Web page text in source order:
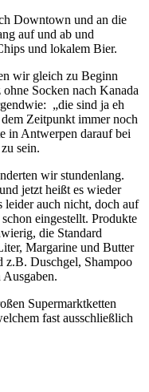
Downtown und an die
auf und ab und
und lokalem Bier.
wir gleich zu Beginn
Socken nach Kanada
„die sind ja eh
Zeitpunkt immer noch
in Antwerpen darauf bei
sein.
wir stundenlang.
jetzt heißt es wieder
leider auch nicht, doch auf
eingestellt. Produkte
die Standard
Margarine und Butter
z.B. Duschgel, Shampoo
Supermarktketten
fast ausschließlich